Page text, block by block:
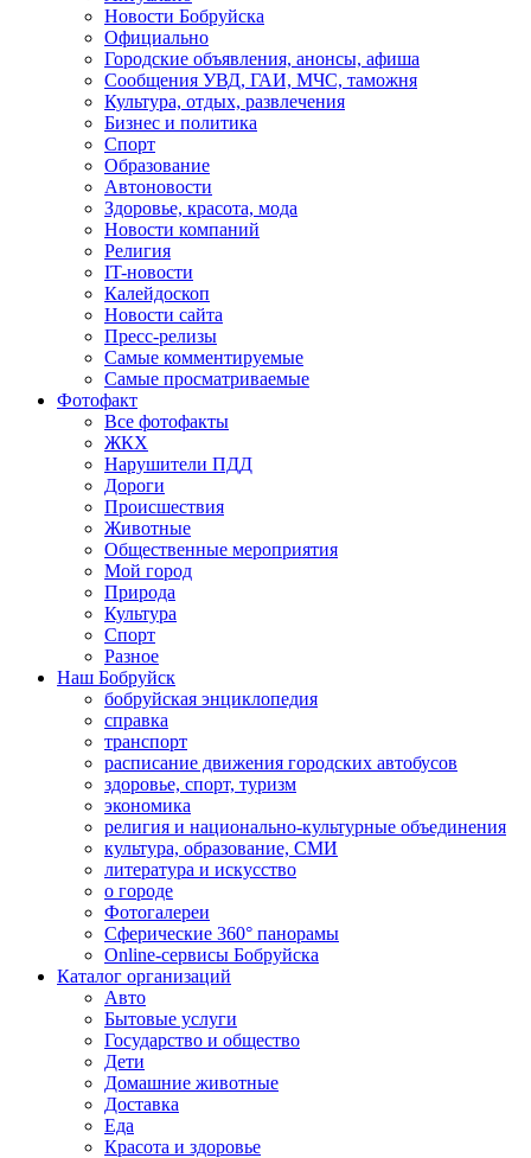
Новости Бобруйска
Официально
Городские объявления, анонсы, афиша
Сообщения УВД, ГАИ, МЧС, таможня
Культура, отдых, развлечения
Бизнес и политика
Спорт
Образование
Автоновости
Здоровье, красота, мода
Новости компаний
Религия
IT-новости
Калейдоскоп
Новости сайта
Пресс-релизы
Самые комментируемые
Самые просматриваемые
Фотофакт
Все фотофакты
ЖКХ
Нарушители ПДД
Дороги
Происшествия
Животные
Общественные мероприятия
Мой город
Природа
Культура
Спорт
Разное
Наш Бобруйск
бобруйская энциклопедия
справка
транспорт
расписание движения городских автобусов
здоровье, спорт, туризм
экономика
религия и национально-культурные объединения
культура, образование, СМИ
литература и искусство
о городе
Фотогалереи
Сферические 360° панорамы
Online-сервисы Бобруйска
Каталог организаций
Авто
Бытовые услуги
Государство и общество
Дети
Домашние животные
Доставка
Еда
Красота и здоровье